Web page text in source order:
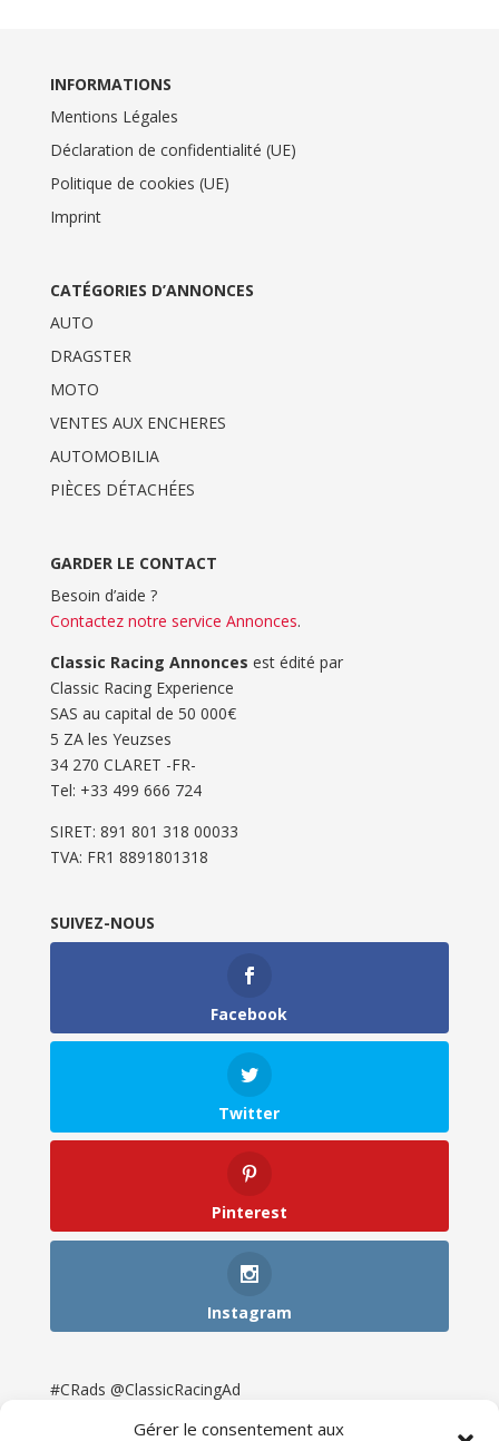
Gérer le consentement aux
INFORMATIONS
Mentions Légales
Déclaration de confidentialité (UE)
Politique de cookies (UE)
Imprint
CATÉGORIES D’ANNONCES
AUTO
DRAGSTER
MOTO
VENTES AUX ENCHERES
AUTOMOBILIA
PIÈCES DÉTACHÉES
GARDER LE CONTACT
Besoin d’aide ?
Contactez notre service Annonces.
Classic Racing Annonces est édité par
Classic Racing Experience
SAS au capital de 50 000€
5 ZA les Yeuzses
34 270 CLARET -FR-
Tel: ‭+33 499 666 724‬
SIRET: 891 801 318 00033
TVA: FR1 8891801318
SUIVEZ-NOUS
Facebook
Twitter
Pinterest
Instagram
#CRads @ClassicRacingAd